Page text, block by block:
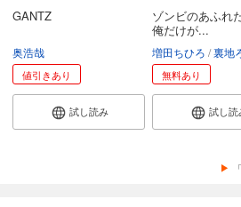
GANTZ
奥浩哉
値引きあり
試し読み
ゾンビのあふれ
俺だけが...
増田ちひろ 裏地
無料あり
試し読